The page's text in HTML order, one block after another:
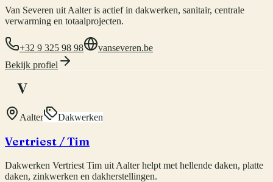
Van Severen uit Aalter is actief in dakwerken, sanitair, centrale
verwarming en totaalprojecten.
+32 9 325 98 98
vanseveren.be
Bekijk profiel
V
Aalter Dakwerken
Vertriest / Tim
Dakwerken Vertriest Tim uit Aalter helpt met hellende daken, platte
daken, zinkwerken en dakherstellingen.